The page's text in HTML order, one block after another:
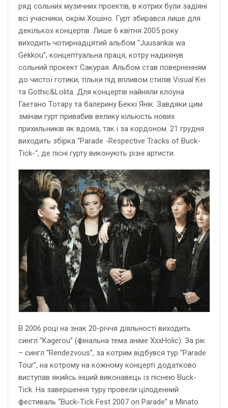
ряд сольних музичних проектів, в котрих були задіяні
всі учасники, окрім Хошіно. Гурт збирався лише для
декількох концертів. Лише 6 квітня 2005 року
виходить чотирнадцятий альбом “Juusankai wa
Gekkou”, концептуальна праця, котру надихнув
сольний прокект Сакурая. Альбом став поверненням
до чистої готики, тільки під впливом стилів Visual Kei
та Gothic&Lolita. Для концертів найняли клоуна
Гаетано Тотару та балерину Беккі Янік. Завдяки цим
змінам гурт привабив велику кількість нових
прихильників як вдома, так і за кордоном. 21 грудня
виходить збірка “Parade -Respective Tracks of Buck-
Tick-“, де пісні гурту виконують різні артисти.
В 2006 році на знак 20-річчя діяльності виходить
сингл “Kagerou” (фінальна тема аніме XxxHolic). За рік
– сингл “Rendezvous”, за котрим відбувся тур “Parade
Tour”, на котрому на кожному концерті додатково
виступав якийсь інший виконавець із піснею Buck-
Tick. На завершення туру провели цілоденний
фестиваль “Buck-Tick Fest 2007 on Parade” в Minato